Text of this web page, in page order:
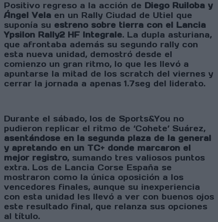
Positivo regreso a la acción de Diego Ruiloba y
Ángel Vela en un Rally Ciudad de Utiel que
suponía su estreno sobre tierra con el Lancia
Ypsilon Rally2 HF Integrale. La dupla asturiana,
que afrontaba además su segundo rally con
esta nueva unidad, demostró desde el
comienzo un gran ritmo, lo que les llevó a
apuntarse la mitad de los scratch del viernes y
cerrar la jornada a apenas 1.7seg del liderato.
Durante el sábado, los de Sports&You no
pudieron replicar el ritmo de ‘Cohete’ Suárez,
asentándose en la segunda plaza de la general
y apretando en un TC+ donde marcaron el
mejor registro, sumando tres valiosos puntos
extra. Los de Lancia Corse España se
mostraron como la única oposición a los
vencedores finales, aunque su inexperiencia
con esta unidad les llevó a ver con buenos ojos
este resultado final, que relanza sus opciones
al título.